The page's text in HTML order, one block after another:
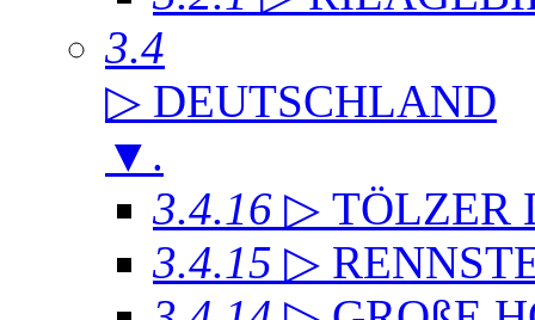
3.4
▷ DEUTSCHLAND
▼ .
3.4.16 ▷ TÖLZER
3.4.15 ▷